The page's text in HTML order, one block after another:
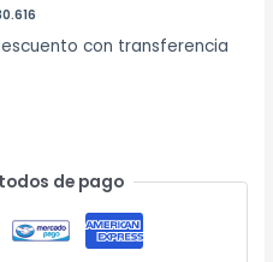
con transferencia
de pago